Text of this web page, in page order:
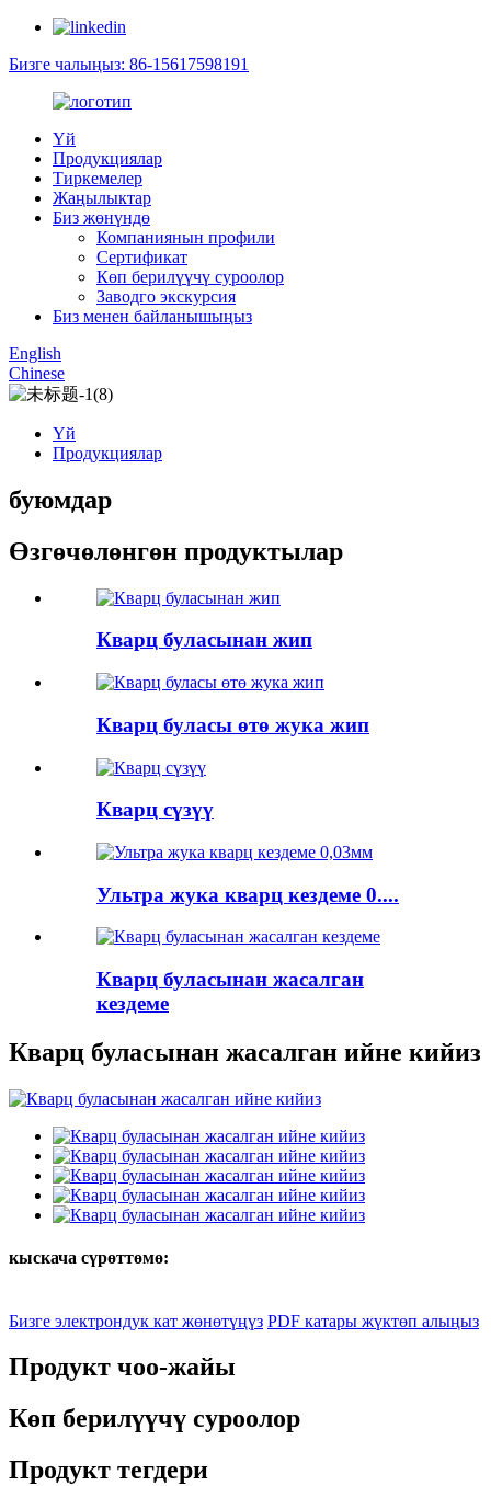
Бизге чалыңыз: 86-15617598191
Үй
Продукциялар
Тиркемелер
Жаңылыктар
Биз жөнүндө
Компаниянын профили
Сертификат
Көп берилүүчү суроолор
Заводго экскурсия
Биз менен байланышыңыз
English
Chinese
Үй
Продукциялар
буюмдар
Өзгөчөлөнгөн продуктылар
Кварц буласынан жип
Кварц буласы өтө жука жип
Кварц сүзүү
Ультра жука кварц кездеме 0....
Кварц буласынан жасалган
кездеме
Кварц буласынан жасалган ийне кийиз
кыскача сүрөттөмө:
Бизге электрондук кат жөнөтүңүз PDF катары жүктөп алыңыз
Продукт чоо-жайы
Көп берилүүчү суроолор
Продукт тегдери